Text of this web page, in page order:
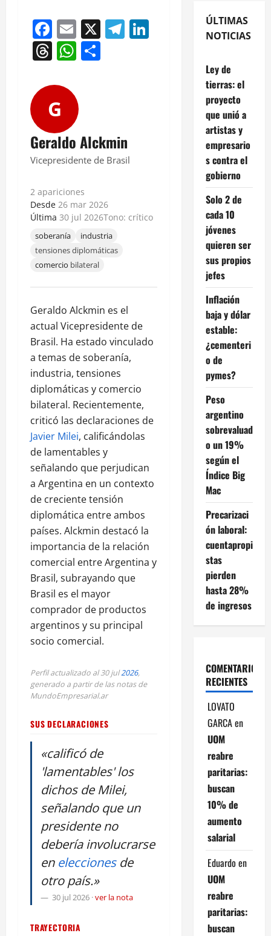
Facebook
Email
X Telegram
LinkedIn
Threads
WhatsApp
G
Geraldo Alckmin
Vicepresidente de Brasil
2 apariciones
Desde 26 mar 2026
Última 30 jul 2026Tono: crítico
soberanía
industria
tensiones diplomáticas
comercio bilateral
Geraldo Alckmin es el
actual Vicepresidente de
Brasil. Ha estado vinculado
a temas de soberanía,
industria, tensiones
diplomáticas y comercio
bilateral. Recientemente,
criticó las declaraciones de
Javier Milei, calificándolas
de lamentables y
señalando que perjudican
a Argentina en un contexto
de creciente tensión
diplomática entre ambos
países. Alckmin destacó la
importancia de la relación
comercial entre Argentina y
Brasil, subrayando que
Brasil es el mayor
comprador de productos
argentinos y su principal
socio comercial.
Perfil actualizado al 30 jul2026,
generado a partir de las notas de
MundoEmpresarial.ar
SUS DECLARACIONES
«calificó de
'lamentables' los
dichos de Milei,
señalando que un
presidente no
debería involucrarse
en eleccionesde
otro país.»
30 jul 2026 ·ver la nota
TRAYECTORIA
ÚLTIMAS
NOTICIAS
Ley de
tierras: el
proyecto
que unió a
artistas y
empresario
s contra el
gobierno
Solo 2 de
cada 10
jóvenes
quieren ser
sus propios
jefes
Inflación
baja y dólar
estable:
¿cementeri
o de
pymes?
Peso
argentino
sobrevaluad
o un 19%
según el
Índice Big
Mac
Precarizaci
ón laboral:
cuentapropi
stas
pierden
hasta 28%
de ingresos
COMENTARIOS
RECIENTES
LOVATO
GARCAen
UOM
reabre
paritarias:
buscan
10% de
aumento
salarial
Eduardo en
UOM
reabre
paritarias:
buscan